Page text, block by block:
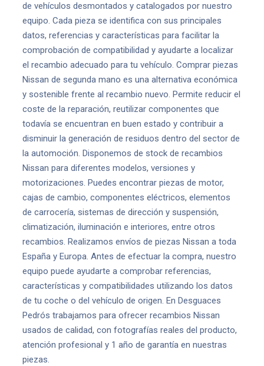
de vehículos desmontados y catalogados por nuestro
equipo. Cada pieza se identifica con sus principales
datos, referencias y características para facilitar la
comprobación de compatibilidad y ayudarte a localizar
el recambio adecuado para tu vehículo. Comprar piezas
Nissan de segunda mano es una alternativa económica
y sostenible frente al recambio nuevo. Permite reducir el
coste de la reparación, reutilizar componentes que
todavía se encuentran en buen estado y contribuir a
disminuir la generación de residuos dentro del sector de
la automoción. Disponemos de stock de recambios
Nissan para diferentes modelos, versiones y
motorizaciones. Puedes encontrar piezas de motor,
cajas de cambio, componentes eléctricos, elementos
de carrocería, sistemas de dirección y suspensión,
climatización, iluminación e interiores, entre otros
recambios. Realizamos envíos de piezas Nissan a toda
España y Europa. Antes de efectuar la compra, nuestro
equipo puede ayudarte a comprobar referencias,
características y compatibilidades utilizando los datos
de tu coche o del vehículo de origen. En Desguaces
Pedrós trabajamos para ofrecer recambios Nissan
usados de calidad, con fotografías reales del producto,
atención profesional y 1 año de garantía en nuestras
piezas.